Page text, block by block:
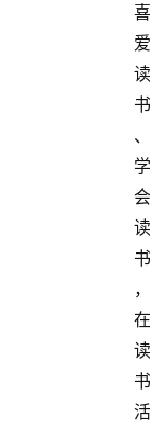
喜
爱
读
书
、
学
会
读
书
，
在
读
书
活